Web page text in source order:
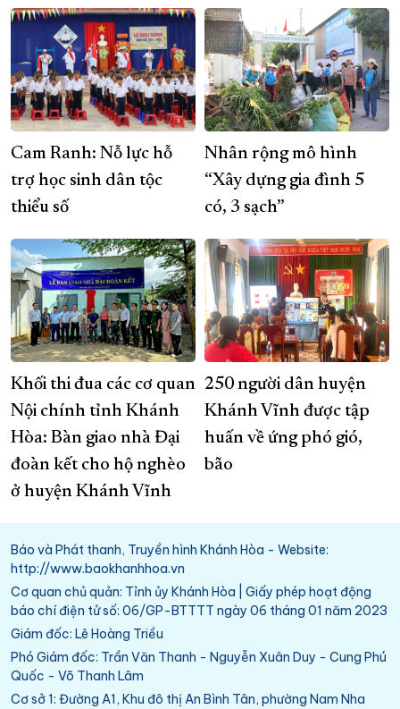
Cam Ranh: Nỗ lực hỗ
trợ học sinh dân tộc
thiểu số
Nhân rộng mô hình
“Xây dựng gia đình 5
có, 3 sạch”
Khối thi đua các cơ quan
Nội chính tỉnh Khánh
Hòa: Bàn giao nhà Đại
đoàn kết cho hộ nghèo
ở huyện Khánh Vĩnh
250 người dân huyện
Khánh Vĩnh được tập
huấn về ứng phó gió,
bão
Báo và Phát thanh, Truyền hình Khánh Hòa - Website:
http://www.baokhanhhoa.vn
Cơ quan chủ quản: Tỉnh ủy Khánh Hòa | Giấy phép hoạt động
báo chí điện tử số: 06/GP-BTTTT ngày 06 tháng 01 năm 2023
Giám đốc: Lê Hoàng Triều
Phó Giám đốc: Trần Văn Thanh - Nguyễn Xuân Duy - Cung Phú
Quốc - Võ Thanh Lâm
Cơ sở 1: Đường A1, Khu đô thị An Bình Tân, phường Nam Nha